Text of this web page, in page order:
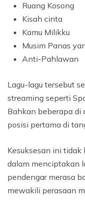
Ruang Kosong
Kisah cinta
Kamu Milikku
Musim Panas
Anti-Pahlawan
Lagu-lagu tersebut
streaming seperti
Bahkan beberapa di
posisi pertama di
Kesuksesan ini
dalam menciptakan
pendengar merasa
mewakili perasaan